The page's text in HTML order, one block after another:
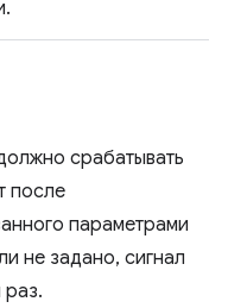
срабатывать
после
параметрами
не задано, сигнал
раз.